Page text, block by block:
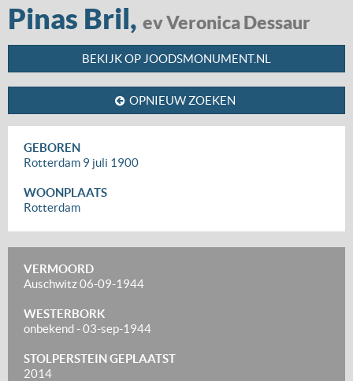
Pinas Bril, ev Veronica Dessaur
BEKIJK OP JOODSMONUMENT.NL
OPNIEUW ZOEKEN
GEBOREN
Rotterdam 9 juli 1900
WOONPLAATS
Rotterdam
VERMOORD
Auschwitz06-09-1944
WESTERBORK
onbekend-03-sep-1944
STOLPERSTEIN GEPLAATST
2014